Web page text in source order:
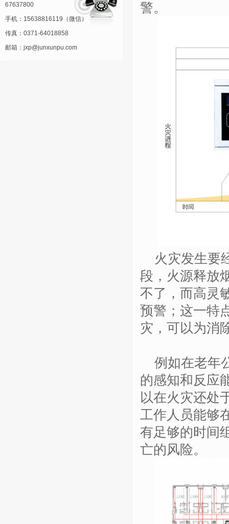
67637800
手机：15638816119（微信）
传真：0371-64018858
邮箱：jxp@junxunpu.com
警。
火灾发生要
段，火源释放
不了，而高灵
预警； 这一特
灾， 可以为消
例如在老年
的感知和反应
以在火灾还处
工作人员能够
有足够的时间
亡的风险。